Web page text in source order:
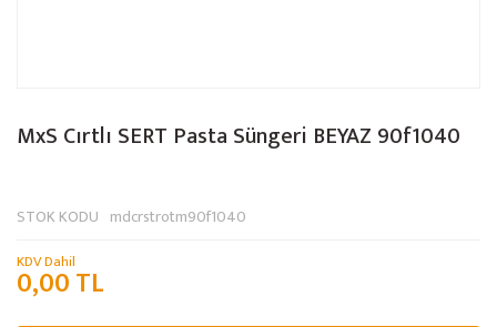
MxS Cırtlı SERT Pasta Süngeri BEYAZ 90f1040
STOK KODU mdcrstrotm90f1040
KDV Dahil
0,00 TL